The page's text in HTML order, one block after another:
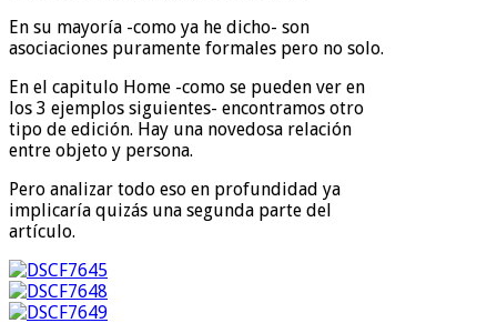
En su mayoría -como ya he dicho- son
asociaciones puramente formales pero no solo.
En el capitulo Home -como se pueden ver en
los 3 ejemplos siguientes- encontramos otro
tipo de edición. Hay una novedosa relación
entre objeto y persona.
Pero analizar todo eso en profundidad ya
implicaría quizás una segunda parte del
artículo.